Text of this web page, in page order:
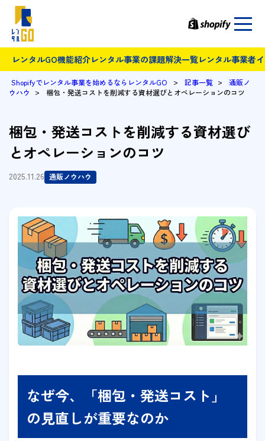
レンタルGO機能紹介レンタル事業の課題解決一覧レンタル事業者
Shopifyでレンタル事業を始めるならレンタルGO > 記事一覧 >
通販ノ
ウハウ
> 梱包・発送コストを削減する資材選びとオペレーションのコツ
梱包・発送コストを削減する資材選び
とオペレーションのコツ
2025.11.26 通販ノウハウ
なぜ今、「梱包・発送コスト」
の見直しが重要なのか